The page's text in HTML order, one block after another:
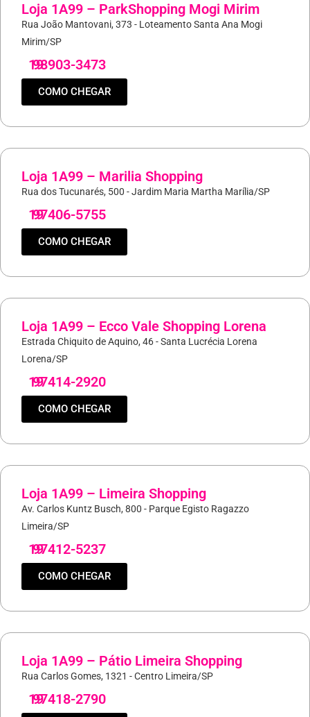
Loja 1A99 – ParkShopping Mogi Mirim
Rua João Mantovani, 373 - Loteamento Santa Ana Mogi
Mirim/SP
19
98903-3473
COMO CHEGAR
Loja 1A99 – Marilia Shopping
Rua dos Tucunarés, 500 - Jardim Maria Martha Marília/SP
19
97406-5755
COMO CHEGAR
Loja 1A99 – Ecco Vale Shopping Lorena
Estrada Chiquito de Aquino, 46 - Santa Lucrécia Lorena
Lorena/SP
19
97414-2920
COMO CHEGAR
Loja 1A99 – Limeira Shopping
Av. Carlos Kuntz Busch, 800 - Parque Egisto Ragazzo
Limeira/SP
19
97412-5237
COMO CHEGAR
Loja 1A99 – Pátio Limeira Shopping
Rua Carlos Gomes, 1321 - Centro Limeira/SP
19
97418-2790